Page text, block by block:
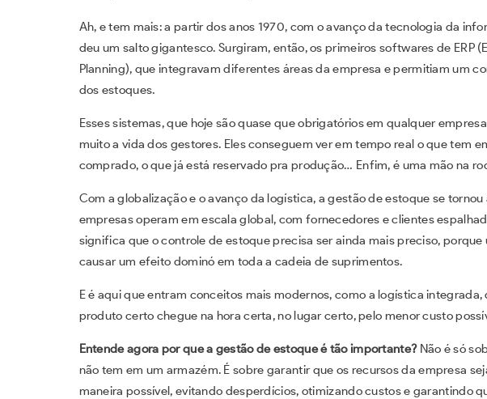
Ah, e tem mais: a partir dos anos 1970, com o avanço da tecnologia da
deu um salto gigantesco. Surgiram, então, os primeiros softwares de ERP
Planning), que integravam diferentes áreas da empresa e permitiam um
dos estoques.
Esses sistemas, que hoje são quase que obrigatórios em qualquer
muito a vida dos gestores. Eles conseguem ver em tempo real o que tem
comprado, o que já está reservado pra produção… Enfim, é uma mão na
Com a globalização e o avanço da logística, a gestão de estoque se tornou
empresas operam em escala global, com fornecedores e clientes
significa que o controle de estoque precisa ser ainda mais preciso,
causar um efeito dominó em toda a cadeia de suprimentos.
E é aqui que entram conceitos mais modernos, como a logística
produto certo chegue na hora certa, no lugar certo, pelo menor custo
Entende agora por que a gestão de estoque é tão importante?Não é só
não tem em um armazém. É sobre garantir que os recursos da empresa
maneira possível, evitando desperdícios, otimizando custos e garantindo